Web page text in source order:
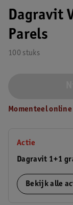
Dagravit
Parels
100 stuks
Momenteel
Actie
Dagravit 1+1
Bekijk alle